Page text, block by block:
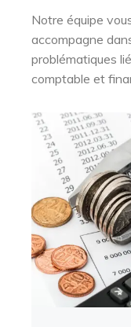
Notre équipe
accompagne
problématiques
comptable et